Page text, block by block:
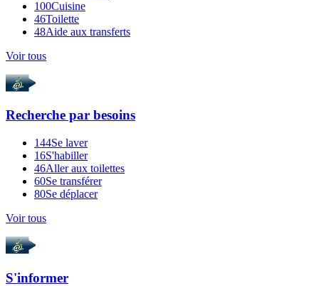
100Cuisine
46Toilette
48Aide aux transferts
Voir tous
Recherche par besoins
144Se laver
16S'habiller
46Aller aux toilettes
60Se transférer
80Se déplacer
Voir tous
S'informer